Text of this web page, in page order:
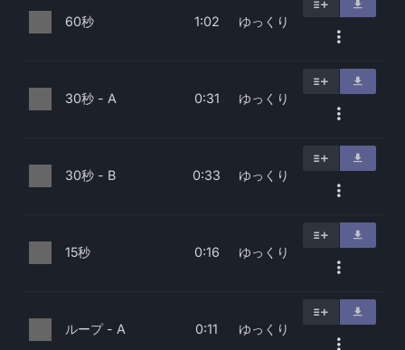
60秒 1:02 ゆっくり
30秒 - A 0:31 ゆっくり
30秒 - B 0:33 ゆっくり
15秒 0:16 ゆっくり
ループ - A 0:11 ゆっくり